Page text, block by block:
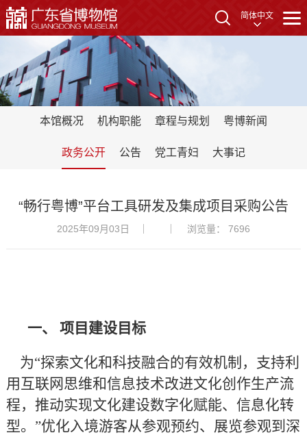
简体中文
本馆概况 机构职能 章程与规划 粤博新闻
政务公开 公告 党工青妇 大事记
“畅行粤博”平台工具研发及集成项目采购公告
2025年09月03日 浏览量： 7696
一、 项目建设目标
为“探索文化和科技融合的有效机制，支持利
用互联网思维和信息技术改进文化创作生产流
程，推动实现文化建设数字化赋能、信息化转
型。”优化入境游客从参观预约、展览参观到 深